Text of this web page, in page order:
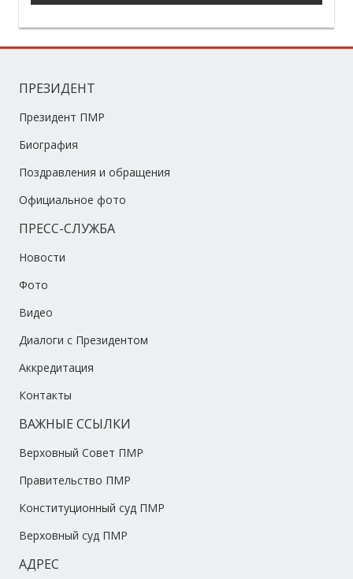
ПРЕЗИДЕНТ
Президент ПМР
Биография
Поздравления и обращения
Официальное фото
ПРЕСС-СЛУЖБА
Новости
Фото
Видео
Диалоги с Президентом
Аккредитация
Контакты
ВАЖНЫЕ ССЫЛКИ
Верховный Совет ПМР
Правительство ПМР
Конституционный суд ПМР
Верховный суд ПМР
АДРЕС